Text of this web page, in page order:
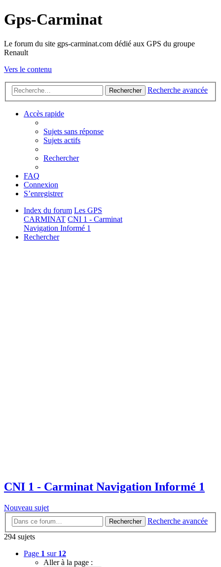
Gps-Carminat
Le forum du site gps-carminat.com dédié aux GPS du groupe
Renault
Vers le contenu
Rechercher Recherche avancée
Accès rapide
Sujets sans réponse
Sujets actifs
Rechercher
FAQ
Connexion
S’enregistrer
Index du forum Les GPS
CARMINAT CNI 1 - Carminat
Navigation Informé 1
Rechercher
CNI 1 - Carminat Navigation Informé 1
Nouveau sujet
Rechercher
Recherche avancée
294 sujets
Page 1 sur 12
Aller à la page :